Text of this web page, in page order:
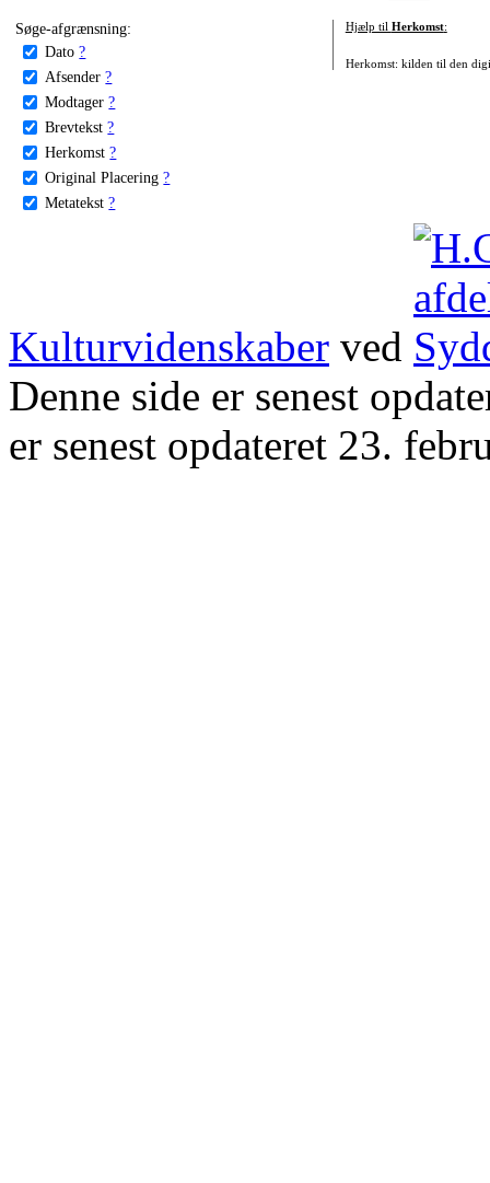
Søge-afgrænsning:
Dato ?
Afsender ?
Modtager ?
Brevtekst ?
Herkomst ?
Original Placering ?
Metatekst ?
Hjælp til Herkomst:
Herkomst: kilden til den
Kulturvidenskaber ved
Denne side er senest
er senest opdateret 23.